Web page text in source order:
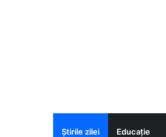
Știrile zilei Educaţie